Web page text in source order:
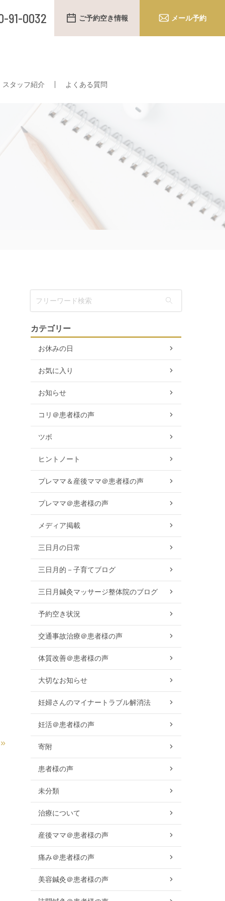
スタッフ紹介 よくある質問
91-0032 ご予約空き情報 メール予約
»
カテゴリー
お休みの日
お気に入り
お知らせ
コリ＠患者様の声
ツボ
ヒントノート
プレママ＆産後ママ＠患者様の声
プレママ＠患者様の声
メディア掲載
三日月の日常
三日月的－子育てブログ
三日月鍼灸マッサージ整体院のブログ
予約空き状況
交通事故治療＠患者様の声
体質改善＠患者様の声
大切なお知らせ
妊婦さんのマイナートラブル解消法
妊活＠患者様の声
寄附
患者様の声
未分類
治療について
産後ママ＠患者様の声
痛み＠患者様の声
美容鍼灸＠患者様の声